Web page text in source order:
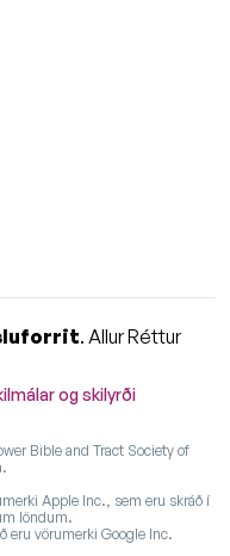
. Allur Réttur
og skilyrði
Bible and Tract Society of
Apple Inc., sem eru skráð í
löndum.
eru vörumerki Google Inc.